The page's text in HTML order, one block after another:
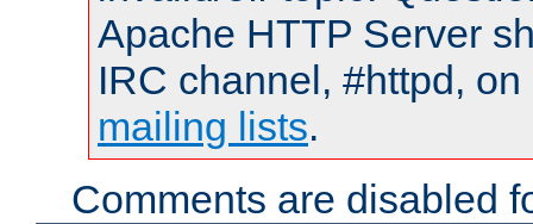
Apache HTTP Server
IRC channel, #httpd,
mailing lists.
Comments are disabled